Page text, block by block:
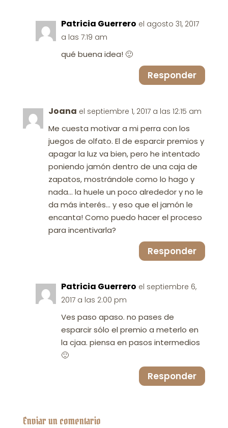
Patricia Guerrero el agosto 31, 2017
a las 7:19 am
qué buena idea! 🙂
Responder
Joana el septiembre 1, 2017 a las 12:15 am
Me cuesta motivar a mi perra con los
juegos de olfato. El de esparcir premios y
apagar la luz va bien, pero he intentado
poniendo jamón dentro de una caja de
zapatos, mostrándole como lo hago y
nada… la huele un poco alrededor y no le
da más interés… y eso que el jamón le
encanta! Como puedo hacer el proceso
para incentivarla?
Responder
Patricia Guerrero el septiembre 6,
2017 a las 2:00 pm
Ves paso apaso. no pases de
esparcir sólo el premio a meterlo en
la cjaa. piensa en pasos intermedios
🙂
Responder
Enviar un comentario